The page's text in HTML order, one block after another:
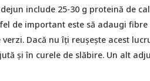
include 25-30 g proteină de
de important este să adaugi fibre
Dacă nu îți reușește acest
și în curele de slăbire. Un alt